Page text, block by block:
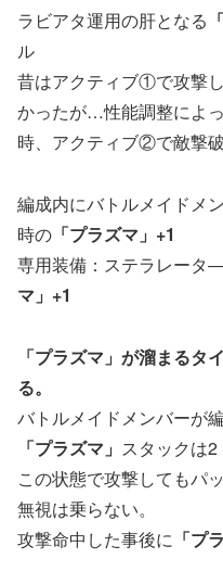
ラビアタ運用の肝となる
ル
昔はアクティブ①で攻撃
かったが…性能調整によ
時、アクティブ②で敵撃
編成内にバトルメイドメ
時の 「プラズマ」+1
専用装備：ステラレータ
マ」+1
「プラズマ」が溜まるタ
る。
バトルメイドメンバーが
「プラズマ」 スタックは2
この状態で攻撃してもパ
無視は乗らない。
攻撃命中した事後に 「プ